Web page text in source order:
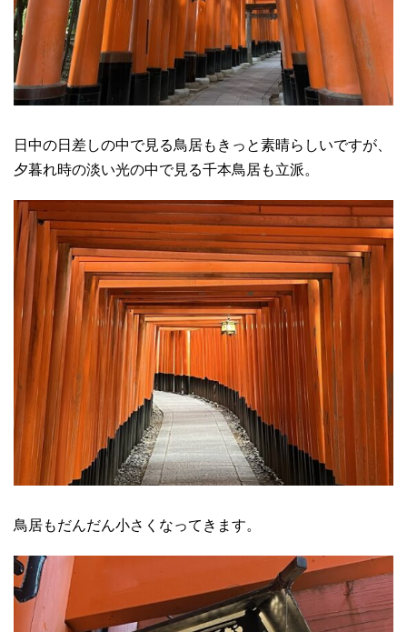
日中の日差しの中で見る鳥居もきっと素晴らしいですが、
夕暮れ時の淡い光の中で見る千本鳥居も立派。
鳥居もだんだん小さくなってきます。